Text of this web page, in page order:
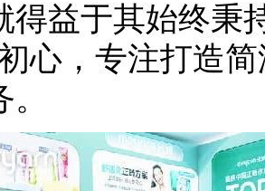
得益于其始终秉
心，专注打造